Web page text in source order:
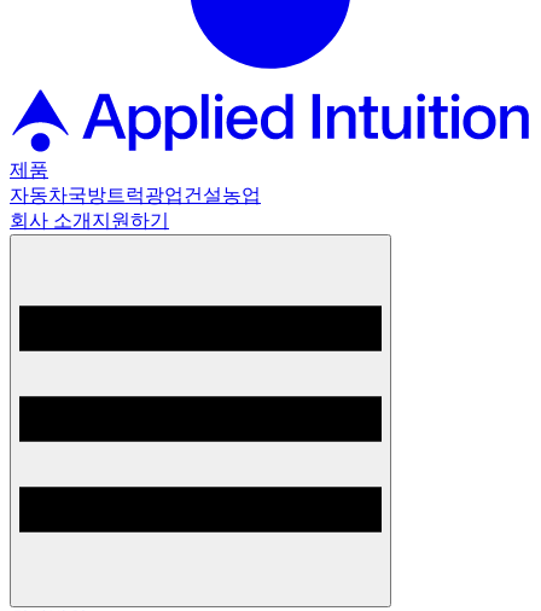
제품
자동차국방트럭광업건설농업
회사 소개 지원하기